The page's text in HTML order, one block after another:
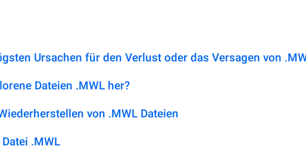
Ursachen für den Verlust oder das Versagen von
Dateien .MWL her?
von .MWL Dateien
.MWL